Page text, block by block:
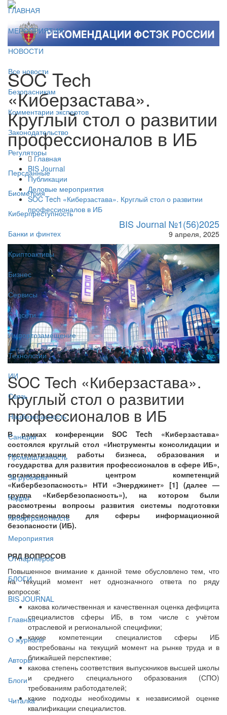
ГЛАВНАЯ
МЕРОПРИЯТИЯ
НОВОСТИ
Все новости
Безопасникам
Комментарии экспертов
Законодательство
Регуляторы
Персданные
Биометрия
Киберпреступность
Банки и финтех
Криптоактивы
Бизнес
Сервисы
Соцсети
Импортозамещение
Технологии
ИИ
Связь
Нацбезопасность
Санкции
Промышленность
За рубежом
Кадры
Киберграмотность
Мероприятия
От партнёров
БЛОГИ
BIS JOURNAL
Главная
О журнале
Авторы
Блоги
Читалка
SOC Tech
«Киберзастава».
Круглый стол о развитии
профессионалов в ИБ
Главная
BIS Journal
Публикации
Деловые мероприятия
SOC Tech «Киберзастава». Круглый стол о развитии
профессионалов в ИБ
BIS Journal №1(56)2025
9 апреля, 2025
SOC Tech «Киберзастава».
Круглый стол о развитии
профессионалов в ИБ
В рамках конференции SOC Tech «Киберзастава»
состоялся круглый стол «Инструменты консолидации и
систематизации работы бизнеса, образования и
государства для развития профессионалов в сфере ИБ»,
организованный центром компетенций
«Кибербезопасность» НТИ «Энерджинет» [1] (далее —
группа «Кибербезопасность»), на котором были
рассмотрены вопросы развития системы подготовки
профессионалов для сферы информационной
безопасности (ИБ).
РЯД ВОПРОСОВ
Повышенное внимание к данной теме обусловлено тем, что
на текущий момент нет однозначного ответа по ряду
вопросов:
какова количественная и качественная оценка дефицита
специалистов сферы ИБ, в том числе с учётом
отраслевой и региональной специфики;
какие компетенции специалистов сферы ИБ
востребованы на текущий момент на рынке труда и в
ближайшей перспективе;
какова степень соответствия выпускников высшей школы
и среднего специального образования (СПО)
требованиям работодателей;
какие подходы необходимы к независимой оценке
квалификации специалистов.